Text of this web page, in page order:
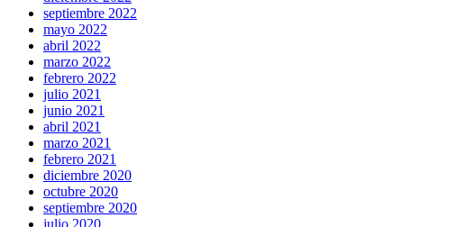
septiembre 2022
mayo 2022
abril 2022
marzo 2022
febrero 2022
julio 2021
junio 2021
abril 2021
marzo 2021
febrero 2021
diciembre 2020
octubre 2020
septiembre 2020
julio 2020